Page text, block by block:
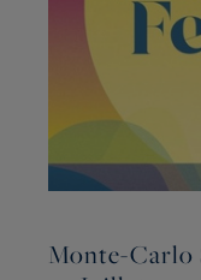
Monte-Carlo